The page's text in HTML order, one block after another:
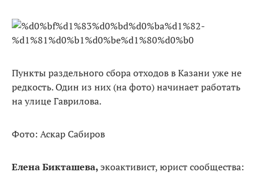
Пункты раздельного сбора отходов в Казани уже не
редкость. Один из них (на фото) начинает работать
на улице Гаврилова.
Фото: Аскар Сабиров
Елена Бикташева,экоактивист, юрист сообщества: